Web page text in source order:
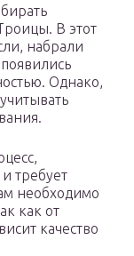
В этот
набрали
Однако,
требует
необходимо
как от
качество